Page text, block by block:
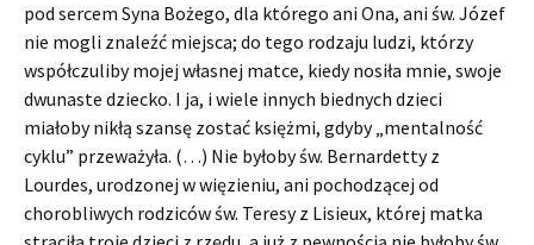
pod sercem Syna Bożego, dla którego ani Ona, ani św. Józef
nie mogli znaleźć miejsca; do tego rodzaju ludzi, którzy
współczuliby mojej własnej matce, kiedy nosiła mnie, swoje
dwunaste dziecko. I ja, i wiele innych bied­nych dzieci
miałoby nikłą szansę zostać księżmi, gdyby „mentalność
cyklu” przeważyła. (…) Nie byłoby św. Bernardetty z
Lourdes, urodzonej w więzieniu, ani pochodzącej od
chorobliwych rodziców św. Teresy z Lisieux, której matka